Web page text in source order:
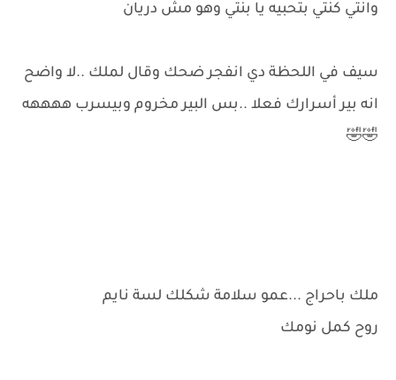
وانتي كنتي بتحبيه يا بنتي وهو مش دريان
سيف في اللحظة دي انفجر ضحك وقال لملك ..لا واضح
انه بير أسرارك فعلا ..بس البير مخروم وبيسرب ههههه
🤣🤣
ملك باحراج ...عمو سلامة شكلك لسة نايم
روح كمل نومك